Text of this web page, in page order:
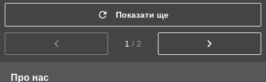
Показати ще
1 / 2
Про нас